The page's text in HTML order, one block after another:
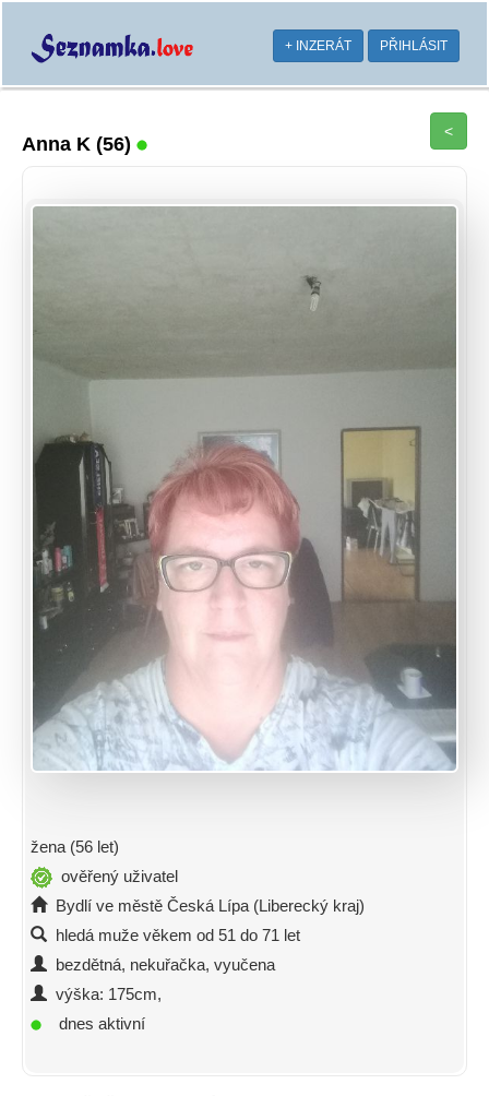
+ INZERÁT PŘIHLÁSIT
Anna K (56)
<
žena (56 let)
ověřený uživatel
Bydlí ve městě Česká Lípa (Liberecký kraj)
hledá muže věkem od 51 do 71 let
bezdětná, nekuřačka, vyučena
výška: 175cm,
dnes aktivní